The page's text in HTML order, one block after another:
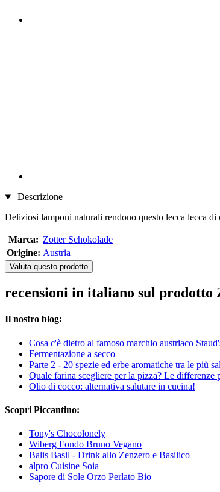
Descrizione
Deliziosi lamponi naturali rendono questo lecca lecca
Marca: Zotter Schokolade
Origine: Austria
Valuta questo prodotto
recensioni in italiano sul
Il nostro blog:
Cosa c'è dietro al famoso marchio austriaco
Fermentazione a secco
Parte 2 - 20 spezie ed erbe aromatiche tra le più
Quale farina scegliere per la pizza? Le
Olio di cocco: alternativa salutare in cucina!
Scopri Piccantino:
Tony's Chocolonely
Wiberg Fondo Bruno Vegano
Balis Basil - Drink allo Zenzero e Basilico
alpro Cuisine Soia
Sapore di Sole Orzo Perlato Bio